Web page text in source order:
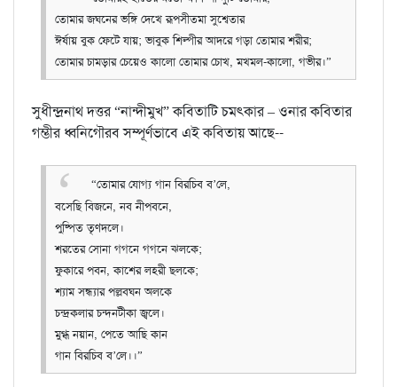
তোমার জঘনের ভঙ্গি দেখে রূপসীতমা সুশ্বেতার
ঈর্ষায় বুক ফেটে যায়; ভাবুক শিল্পীর আদরে গড়া তোমার শরীর;
তোমার চামড়ার চেয়েও কালো তোমার চোখ, মখমল-কালো, গভীর।”
সুধীন্দ্রনাথ দত্তর “নান্দীমুখ” কবিতাটি চমৎকার – ওনার কবিতার
গম্ভীর ধ্বনিগৌরব সম্পূর্ণভাবে এই কবিতায় আছে--
“তোমার যোগ্য গান বিরচিব ব’লে,
বসেছি বিজনে, নব নীপবনে,
পুষ্পিত তৃণদলে।
শরতের সোনা গগনে গগনে ঝলকে;
ফুকারে পবন, কাশের লহরী ছলকে;
শ্যাম সন্ধ্যার পল্লবঘন অলকে
চন্দ্রকলার চন্দনটীকা জ্বলে।
মুগ্ধ নয়ান, পেতে আছি কান
গান বিরচিব ব’লে।।”